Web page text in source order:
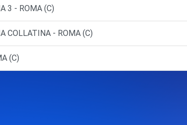
3 - ROMA (C)
COLLATINA - ROMA (C)
(C)